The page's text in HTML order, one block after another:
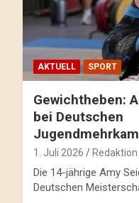
AKTUELL SPORT
Gewichtheben:
bei Deutschen
1. Juli 2026 Redaktion
Die 14-jährige Amy
Deutschen